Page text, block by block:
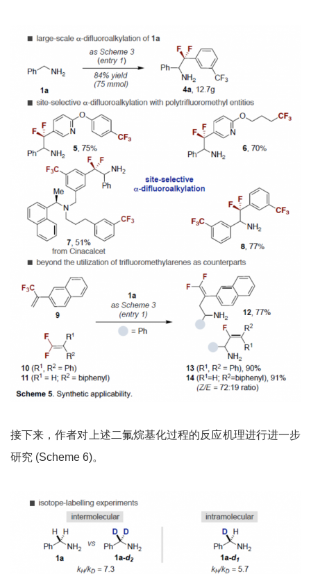
接下来，作者对上述二氟烷基化过程的反应机理进行进一步
研究 (Scheme 6)。